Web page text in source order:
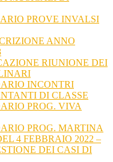
PROVE INVALSI
ANNO
RIUNIONE DEI
INCONTRI
DI CLASSE
PROG. VIVA
PROG. MARTINA
4 FEBBRAIO 2022 –
DEI CASI DI